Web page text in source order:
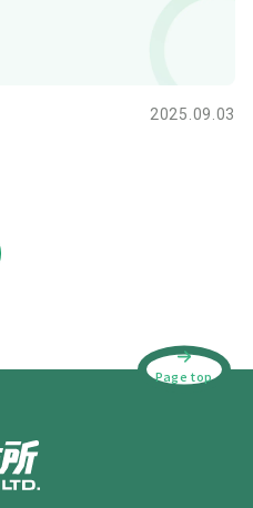
2025.09.03
Page top